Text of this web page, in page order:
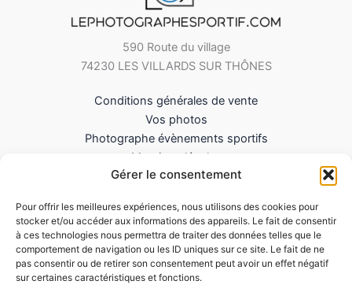
Gérer le consentement
Pour offrir les meilleures expériences, nous utilisons des cookies pour
stocker et/ou accéder aux informations des appareils. Le fait de consentir
à ces technologies nous permettra de traiter des données telles que le
comportement de navigation ou les ID uniques sur ce site. Le fait de ne
pas consentir ou de retirer son consentement peut avoir un effet négatif
sur certaines caractéristiques et fonctions.
590 Route du village
74230 LES VILLARDS SUR THÔNES
Conditions générales de vente
Vos photos
Photographe évènements sportifs
Mentions légales
Mes Téléchargements
Politique de cookies (UE)